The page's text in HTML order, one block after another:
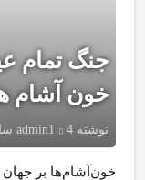
جنگ تمام
خون آشام
نوشته admin1 4 سال پیش
خون‌آشام‌ها بر جهان